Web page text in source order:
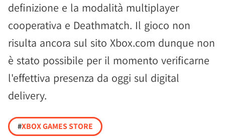
definizione e la modalità multiplayer
cooperativa e Deathmatch. Il gioco non
risulta ancora sul sito Xbox.com dunque non
è stato possibile per il momento verificarne
l'effettiva presenza da oggi sul digital
delivery.
#XBOX GAMES STORE